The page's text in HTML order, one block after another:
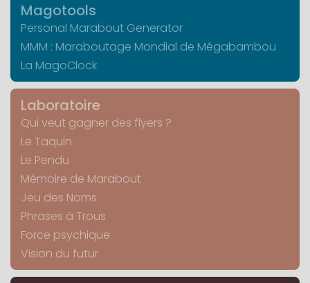
Magotools
Personal Marabout Generator
MMM : Maraboutage Mondial de Mégabambou
La MagoClock
Laboratoire
Qui veut gagner des flyers ?
Le Taquin
Le Pendu
Mémoire de Marabout
Jeu des Noms
Phrases à Trous
Force psychique
Vision du futur